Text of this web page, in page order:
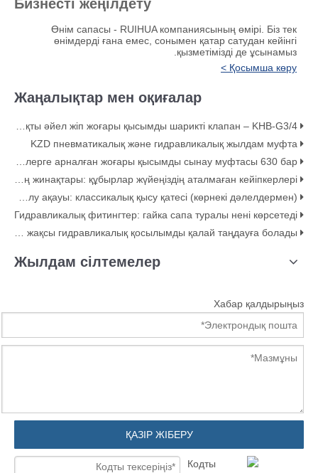
Бизнесті жеңілдету
Өнім сапасы - RUIHUA компаниясының өмірі. Біз тек
өнімдерді ғана емес, сонымен қатар сатудан кейінгі
қызметімізді де ұсынамыз.
Қосымша көру >
Жаңалықтар мен оқиғалар
Көміртекті болаттан жасалған KHB 2 жақты әйел жіп жоғары қысымды шарикті клапан – KHB-G3/4
KZD пневматикалық және гидравликалық жылдам муфта
Гидравликалық жүйелерге арналған жоғары қысымды сынау муфтасы 630 бар
Құбыр қысқыштарының жинақтары: құбырлар жүйеңіздің аталмаған кейіпкерлері
Гидравликалық шлангтың тартылу ақауы: классикалық қысу қатесі (көрнекі дәлелдермен)
Гидравликалық фитингтер: гайка сапа туралы нені көрсетеді
ED және O-сақина бетті тығыздағыш фитингтер: Ең жақсы гидравликалық қосылымды қалай таңдауға болады
Жылдам сілтемелер
Хабар қалдырыңыз
ҚАЗІР ЖІБЕРУ